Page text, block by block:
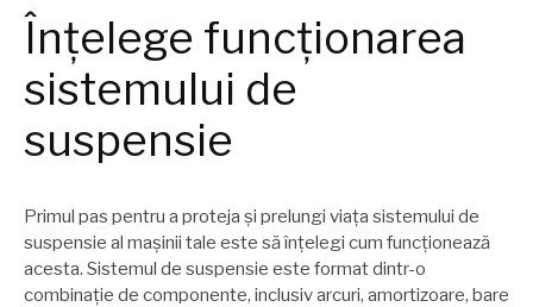
Înțelege funcționarea
sistemului de
suspensie
Primul pas pentru a proteja și prelungi viața sistemului de
suspensie al mașinii tale este să înțelegi cum funcționează
acesta. Sistemul de suspensie este format dintr-o
combinație de componente, inclusiv arcuri, amortizoare, bare